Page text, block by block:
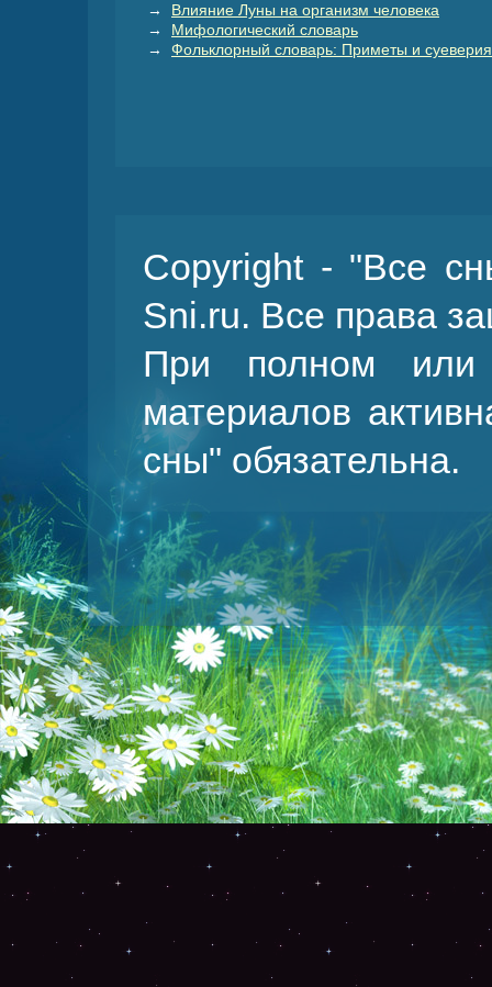
→ Влияние Луны на организм человека
→ Мифологический словарь
→ Фольклорный словарь: Приметы и суеверия
Copyright - "Все
Sni.ru. Все права
При полном или
материалов
сны" обязательна.